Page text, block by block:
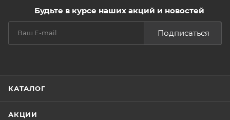
Будьте в курсе наших акций и новостей
Подписаться
КАТАЛОГ
АКЦИИ